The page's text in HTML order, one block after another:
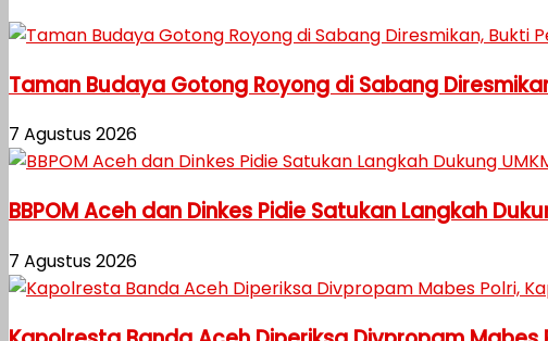
Taman Budaya Gotong Royong di Sabang
7 Agustus 2026
BBPOM Aceh dan Dinkes Pidie Satukan Langkah
7 Agustus 2026